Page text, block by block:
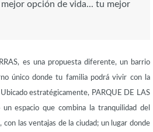
opción de vida... tu mejor
es una propuesta diferente, un barrio
único donde tu familia podrá vivir con la
estratégicamente, PARQUE DE LAS
un espacio que combina la tranquilidad del
las ventajas de la ciudad; un lugar donde